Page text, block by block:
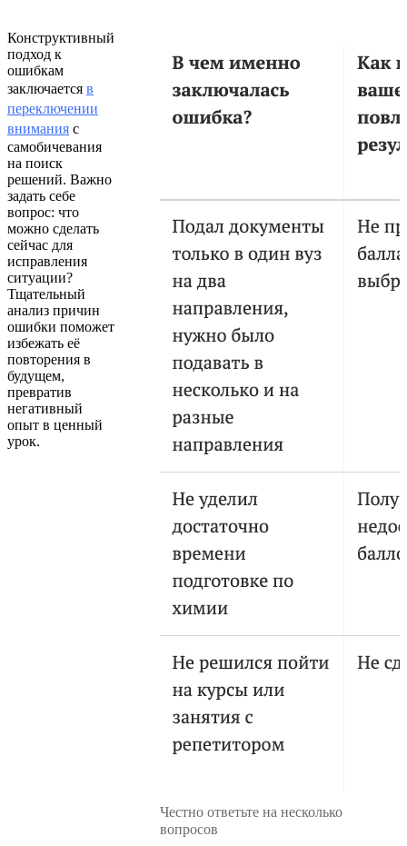
Конструктивный
подход к
ошибкам
заключается в
переключении
внимания с
самобичевания
на поиск
решений. Важно
задать себе
вопрос: что
можно сделать
сейчас для
исправления
ситуации?
Тщательный
анализ причин
ошибки поможет
избежать её
повторения в
будущем,
превратив
негативный
опыт в ценный
урок.
Честно ответьте на несколько
вопросов